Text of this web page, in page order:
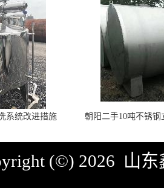
系统改进措施 朝阳二手10吨不锈
(©) 2026 山